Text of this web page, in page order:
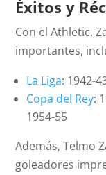
Éxitos y
Con el Athletic,
importantes,
La Liga: 1942-
Copa del Rey:
1954-55
Además, Telmo
goleadores